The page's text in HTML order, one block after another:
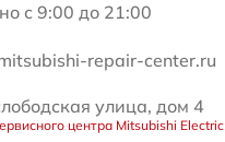
с 9:00 до 21:00
repair-center.ru
улица, дом 4
центра Mitsubishi Electric